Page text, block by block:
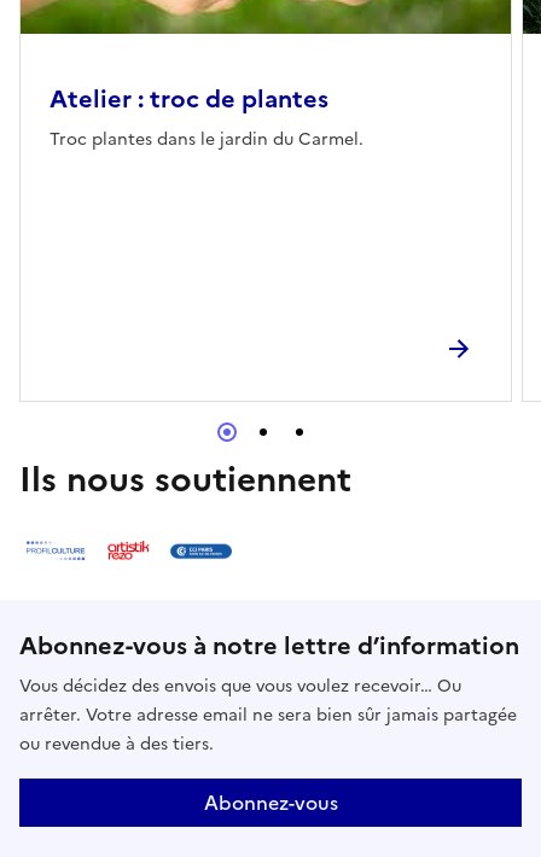
Atelier : troc de plantes
Troc plantes dans le jardin du Carmel.
Ils nous soutiennent
Abonnez-vous à notre lettre d’information
Vous décidez des envois que vous voulez recevoir… Ou
arrêter. Votre adresse email ne sera bien sûr jamais partagée
ou revendue à des tiers.
Abonnez-vous